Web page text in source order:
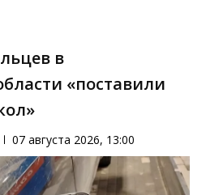
в
«поставили
07 августа 2026, 13:00